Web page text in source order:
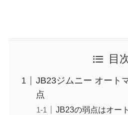
目
JB23ジムニー オート
点
JB23の弱点はオー